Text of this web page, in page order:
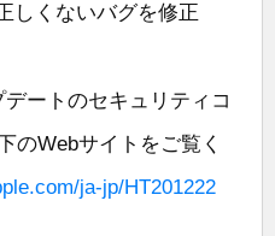
しくないバグを修正
ートのセキュリティコ
のWebサイトをご覧く
ja-jp/HT201222